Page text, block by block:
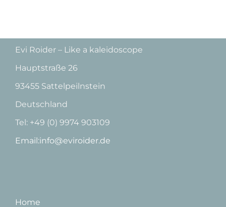
Evi Roider – Like a kaleidoscope
Hauptstraße 26
93455 Sattelpeilnstein
Deutschland
Tel: +49 (0) 9974 903109
Email:info@eviroider.de
Home